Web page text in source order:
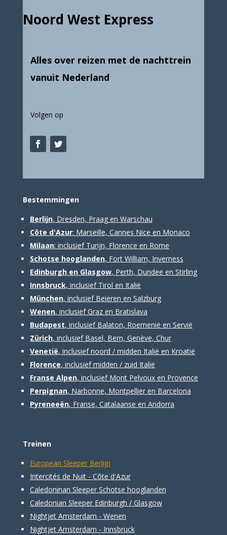
Noord West Express
Alles over reizen met de nachttrein
vanuit Nederland
Volgen op
Bestemmingen
Berlijn, Dresden, Praag en Warschau
Côte d'Azur: Marseille, Cannes Nice en Monaco
Milaan: inclusief Turijn, Florence en Rome
Schotse hooglanden, Fort William, Inverness
Edinburgh en Glasgow, Perth, Dundee en Stirling
Innsbruck, inclusief Tirol en Italië
München, inclusief Beieren en Salzburg
Wenen, inclusief Graz en Bratislava
Budapest, inclusief Balaton, Roemenië en Servië
Zürich, inclusief Basel, Bern, Genève, Chur
Venetië, inclusief noord / midden Italië en Kroatië
Florence, inclusief midden / zuid Italië
Franse Alpen, inclusief Mont Pelvoux en Provence
Perpignan, Narbonne, Montpellier en Barcelona
Pyreneeën, Franse, Catalaanse en Andorra
Treinen
European Sleeper Berlijn
Intercités de Nuit - Côte d'Azur
Caledoninan Sleeper Schotse hooglanden
Caledonian Sleeper Edinburgh / Glasgow
Nightjet Amsterdam - Wenen
Nightjet Amsterdam - Innsbruck